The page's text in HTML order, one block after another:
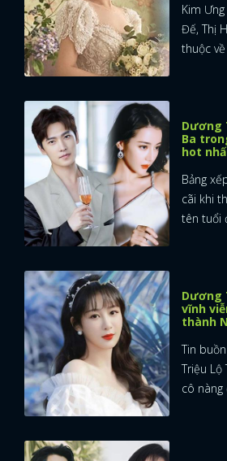
ĐĂNG
Kim
Đế, Thị
thuộc về
Dương
Ba
hot
Bảng
cãi khi
tên tuổi
Dương
vĩnh
thành
Tin
Triệu Lộ
cô nàng